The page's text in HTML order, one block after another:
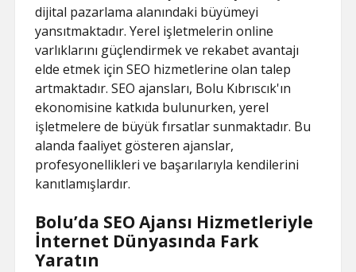
dijital pazarlama alanındaki büyümeyi
yansıtmaktadır. Yerel işletmelerin online
varlıklarını güçlendirmek ve rekabet avantajı
elde etmek için SEO hizmetlerine olan talep
artmaktadır. SEO ajansları, Bolu Kıbrıscık'ın
ekonomisine katkıda bulunurken, yerel
işletmelere de büyük fırsatlar sunmaktadır. Bu
alanda faaliyet gösteren ajanslar,
profesyonellikleri ve başarılarıyla kendilerini
kanıtlamışlardır.
Bolu’da SEO Ajansı Hizmetleriyle
İnternet Dünyasında Fark
Yaratın